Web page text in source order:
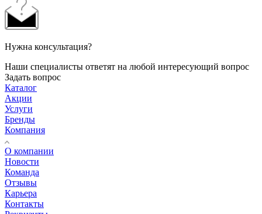
Нужна консультация?
Наши специалисты ответят на любой интересующий вопрос
Задать вопрос
Каталог
Акции
Услуги
Бренды
Компания
О компании
Новости
Команда
Отзывы
Карьера
Контакты